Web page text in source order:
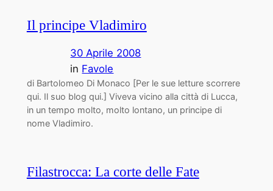
Il principe Vladimiro
30 Aprile 2008
in Favole
di Bartolomeo Di Monaco [Per le sue letture scorrere
qui. Il suo blog qui.] Viveva vicino alla città di Lucca,
in un tempo molto, molto lontano, un principe di
nome Vladimiro.
Filastrocca: La corte delle Fate